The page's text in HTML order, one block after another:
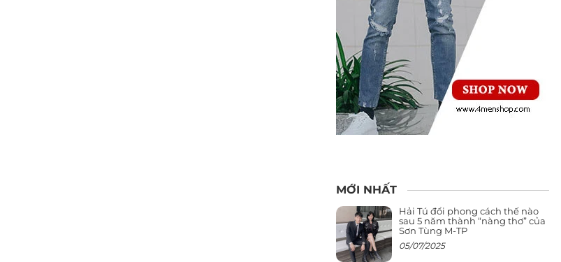
MỚI NHẤT
Hải Tú đổi phong cách thế nào
sau 5 năm thành “nàng thơ” của
Sơn Tùng M-TP
05/07/2025